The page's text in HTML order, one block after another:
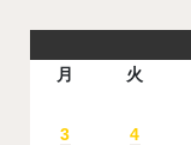
月
火
3
4